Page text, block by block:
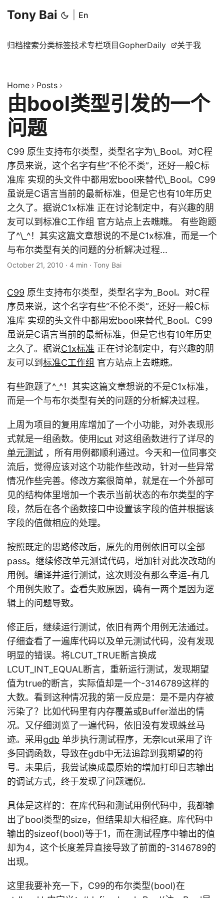
Tony Bai En
归档搜索分类标签技术专栏项目 GopherDaily 关于我
Home Posts
由bool类型引发的一个
问题
C99 原生支持布尔类型，类型名字为\_Bool。对C程
序员来说，这个名字有些“不伦不类”，还好一般C标
准库 实现的头文件中都用宏bool来替代\_Bool。C99
虽说是C语言当前的最新标准，但是它也有10年历史
之久了。据说C1x标准 正在讨论制定中，有兴趣的朋
友可以到标准C工作组 官方站点上去瞧瞧。 有些跑题
了^\_^！其实这篇文章想说的不是C1x标准，而是一个
与布尔类型有关的问题的分析解决过程...
October 21, 2010 · 4 min · Tony Bai
C99 原生支持布尔类型，类型名字为_Bool。对C程
序员来说，这个名字有些“不伦不类”，还好一般C标
准库 实现的头文件中都用宏bool来替代_Bool。C99
虽说是C语言当前的最新标准，但是它也有10年历史
之久了。据说C1x标准 正在讨论制定中，有兴趣的朋
友可以到 标准C工作组 官方站点上去瞧瞧。
有些跑题了^_^！其实这篇文章想说的不是C1x标准，
而是一个与布尔类型有关的问题的分析解决过程。
上周为项目的复用库增加了一个小功能，对外表现形
式就是一组函数。使用lcut 对这组函数进行了详尽的
单元测试 ，所有用例都顺利通过。今天和一位同事交
流后，觉得应该对这个功能作些改动，针对一些异常
情况作些完善。修改方案很简单，就是在一个外部可
见的结构体里增加一个表示当前状态的布尔类型的字
段，然后在各个函数接口中设置该字段的值并根据该
字段的值做相应的处理。
按照既定的思路修改后，原先的用例依旧可以全部
pass。继续修改单元测试代码，增加针对此次改动的
用例。编译并运行测试，这次则没有那么幸运-有几
个用例失败了。查看失败原因，确有一两个是因为逻
辑上的问题导致。
修正后，继续运行测试，依旧有两个用例无法通过。
仔细查看了一遍库代码以及单元测试代码，没有发现
明显的错误。将LCUT_TRUE断言换成
LCUT_INT_EQUAL断言，重新运行测试，发现期望
值为true的断言，实际值却是一个-3146789这样的
大数。看到这种情况我的第一反应是：是不是内存被
污染了？比如代码里有内存覆盖或Buffer溢出的情
况。又仔细浏览了一遍代码，依旧没有发现蛛丝马
迹。采用gdb 单步执行测试程序，无奈lcut采用了许
多回调函数，导致在gdb中无法追踪到我期望的符
号。未果后，我尝试换成最原始的增加打印日志输出
的调试方式，终于发现了问题端倪。
具体是这样的：在库代码和测试用例代码中，我都输
出了bool类型的size，但结果却大相径庭。库代码中
输出的sizeof(bool)等于1，而在测试程序中输出的值
却为4，这个长度差异直接导致了前面的-3146789的
出现。
这里我要补充一下，C99的布尔类型(bool)在